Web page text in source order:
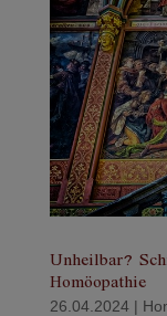
Unheilbar?
Homöopathie
26.04.2024|